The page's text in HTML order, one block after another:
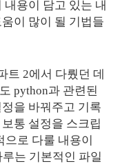
용이 담고 있는 내
이 많이 될 기법들
트 2에서 다뤘던 데
python과 관련된
을 바꿔주고 기록
통 설정을 스크립
으로 다룰 내용이
는 기본적인 파일